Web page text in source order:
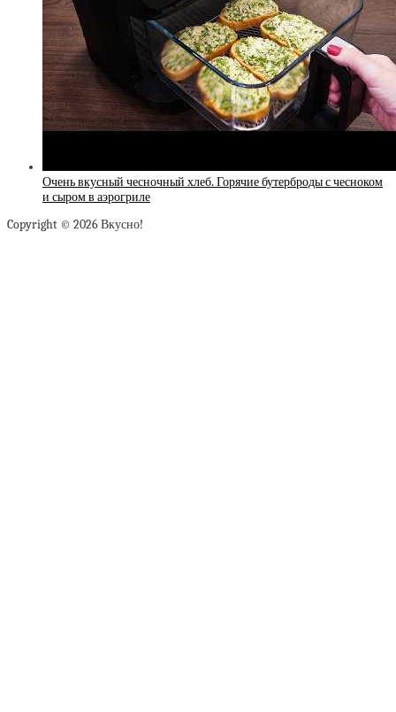
Очень вкусный чесночный хлеб. Горячие бутерброды с чесноком
и сыром в аэрогриле
Copyright © 2026 Вкусно!